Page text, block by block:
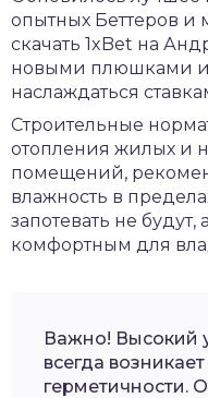
опытных Беттеров и
скачать 1xBet на
новыми плюшками и
наслаждаться
Строительные
отопления жилых и
помещений,
влажность в
запотевать не
комфортным для
Важно! Высокий
всегда
герметичности.